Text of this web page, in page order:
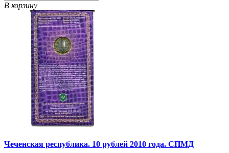
В корзину
Чеченская республика. 10 рублей 2010 года. СПМД